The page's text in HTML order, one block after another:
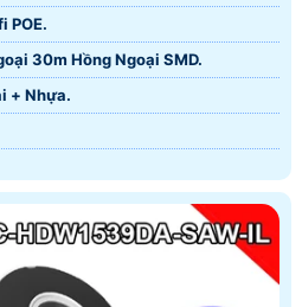
POE.
30m Hồng Ngoại SMD.
+ Nhựa.